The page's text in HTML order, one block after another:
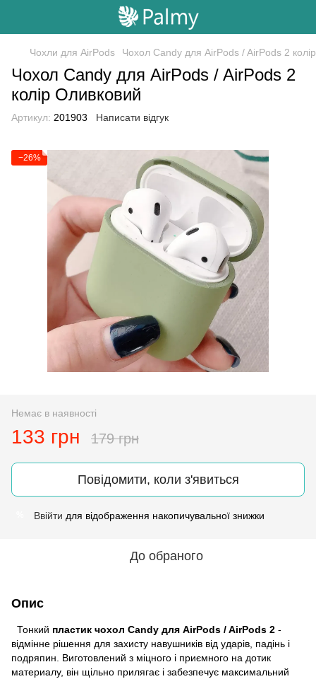
Чохли для AirPods Чохол Candy для AirPods / AirPods 2
Чохол Candy для AirPods / AirPods 2
колір Оливковий
Артикул: 201903 Написати відгук
−26%
Немає в наявності
133 грн 179 грн
Повідомити, коли з'явиться
Ввійти для відображення накопичувальної знижки
До обраного
Опис
Тонкий пластик чохол Candy для AirPods / AirPods 2 -
відмінне рішення для захисту навушників від ударів, падінь і
подряпин. Виготовлений з міцного і приємного на дотик
материалу, він щільно прилягає і забезпечує максимальний